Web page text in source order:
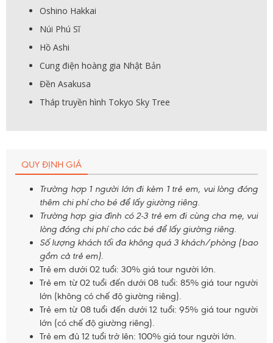
Oshino Hakkai
Núi Phú Sĩ
Hồ Ashi
Cung điện hoàng gia Nhật Bản
Đền Asakusa
Tháp truyền hình Tokyo Sky Tree
QUY ĐỊNH GIÁ
Trường hợp 1 người lớn đi kèm 1 trẻ em, vui lòng đóng
thêm chi phí cho bé để lấy giường riêng.
Trường hợp gia đình có 2-3 trẻ em đi cùng cha mẹ, vui
lòng đóng chi phí cho các bé để lấy giường riêng.
Số lượng khách tối đa không quá 3 khách/phòng (bao
gồm cả trẻ em).
Trẻ em dưới 02 tuổi: 30% giá tour người lớn.
Trẻ em từ 02 tuổi đến dưới 08 tuổi: 85% giá tour người
lớn (không có chế độ giường riêng).
Trẻ em từ 08 tuổi đến dưới 12 tuổi: 95% giá tour người
lớn (có chế độ giường riêng).
Trẻ em đủ 12 tuổi trở lên: 100% giá tour người lớn.